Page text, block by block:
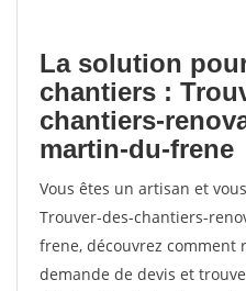
La solution
chantiers :
chantiers-
martin-du-frene
Vous êtes un artisan et
Trouver-des-chantiers-
frene, découvrez comment
demande de devis et